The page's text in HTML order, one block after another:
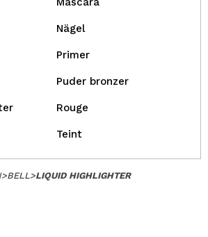
Nägel
Primer
Puder bronzer
Rouge
Teint
>BELL>LIQUID HIGHLIGHTER